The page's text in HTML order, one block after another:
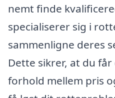
nemt finde
specialiserer sig i
sammenligne deres
Dette sikrer, at du
forhold mellem pris